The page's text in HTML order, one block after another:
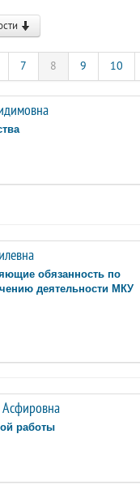
7 8 9 10
обязанность по
деятельности МКУ
работы